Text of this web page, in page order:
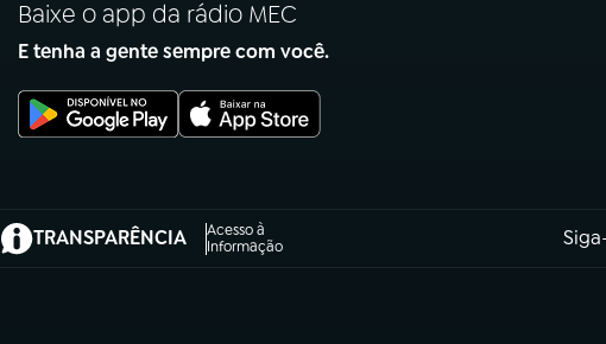
Baixe o app da rádio MEC
E tenha a gente sempre com você.
TRANSPARÊNCIA
Acesso à
Informação
(abre em nova aba)